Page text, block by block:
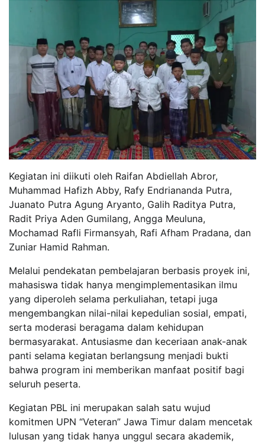
Kegiatan ini diikuti oleh Raifan Abdiellah Abror,
Muhammad Hafizh Abby, Rafy Endriananda Putra,
Juanato Putra Agung Aryanto, Galih Raditya Putra,
Radit Priya Aden Gumilang, Angga Meuluna,
Mochamad Rafli Firmansyah, Rafi Afham Pradana, dan
Zuniar Hamid Rahman.
Melalui pendekatan pembelajaran berbasis proyek ini,
mahasiswa tidak hanya mengimplementasikan ilmu
yang diperoleh selama perkuliahan, tetapi juga
mengembangkan nilai-nilai kepedulian sosial, empati,
serta moderasi beragama dalam kehidupan
bermasyarakat. Antusiasme dan keceriaan anak-anak
panti selama kegiatan berlangsung menjadi bukti
bahwa program ini memberikan manfaat positif bagi
seluruh peserta.
Kegiatan PBL ini merupakan salah satu wujud
komitmen UPN “Veteran” Jawa Timur dalam mencetak
lulusan yang tidak hanya unggul secara akademik,